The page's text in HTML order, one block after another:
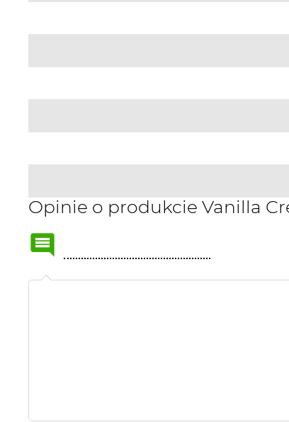
Opinie o produkcie Vanilla